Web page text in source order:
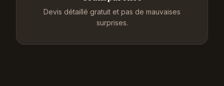
Devis détaillé gratuit et pas de mauvaises
surprises.